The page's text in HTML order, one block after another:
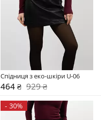
Спідниця з еко-шкіри U-06
464 ₴ 929 ₴
- 30%